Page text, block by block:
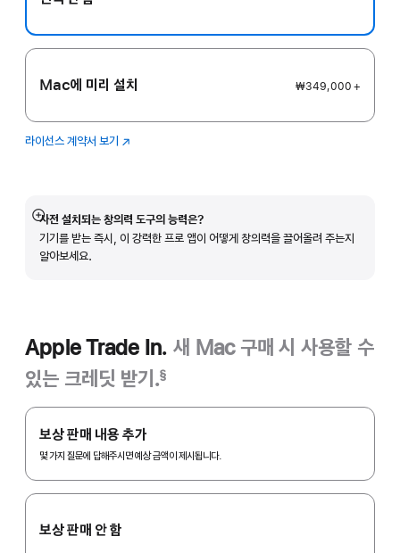
Mac에 미리 설치 ₩349,000 +
라이선스 계약서 보기 Logic
(새
사전 설치되는 창의력 도구의 능력은?
기기를 받는 즉시, 이 강력한 프로 앱이 어떻게 창의력을 끌어올려 주는지
알아보세요.
자세히
보기
Apple Trade In. 새 Mac 구매 시 사용할 수
있는 크레딧 받기.§
Apple
Trade
In.
보상 판매 내용 추가
몇 가지 질문에 답해주시면 예상 금액이 제시됩니다.
보상 판매 안 함